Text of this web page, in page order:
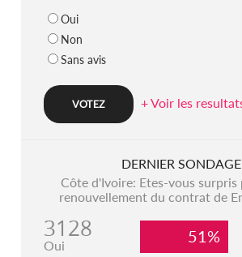
Oui
Non
Sans avis
+ Voir les
DERNIER SONDAGE
Côte d'Ivoire: Etes-vous surpris
renouvellement du contrat de
3128
Oui 51%